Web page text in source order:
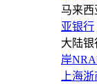
马来
亚银行
大陆银
岸
上海